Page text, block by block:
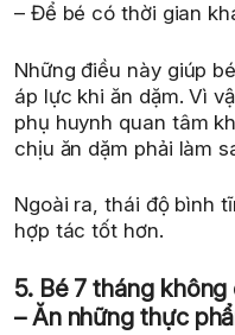
– Để bé có thời gian
Những điều này giúp
áp lực khi ăn dặm. Vì
phụ huynh quan tâm
chịu ăn dặm phải làm
Ngoài ra, thái độ bình
hợp tác tốt hơn.
5. Bé 7 tháng
– Ăn những thực